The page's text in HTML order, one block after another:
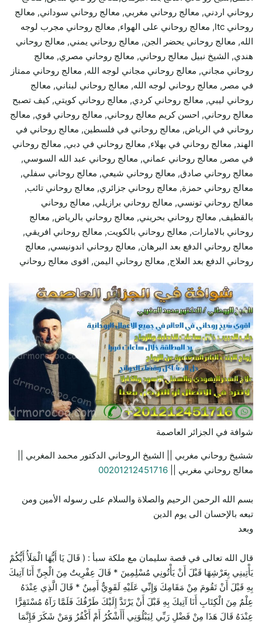
روحاني اردني, معالج روحاني مغربي, معالج روحاني سوداني, معالج
روحاني ltc, معالج روحاني على الهواء, معالج روحاني مجرب لوجه
الله, معالج روحاني يحضر الجن, معالج روحاني يمني, معالج روحاني
هندي, الشيخ نبيل معالج روحاني, معالج روحاني مصري, معالج
روحاني مجاني, معالج روحاني مجاني لوجه الله, معالج روحاني ممتاز
في مصر, معالج روحاني لوجه الله, معالج روحاني لبناني, معالج
روحاني ليبي, معالج روحاني كردي, معالج روحاني كويتي, كيف تصبح
معالج روحاني, احسن كريم معالج روحاني, معالج روحاني قوي, معالج
روحاني في الرياض, معالج روحاني في فلسطين, معالج روحاني في
الهند, معالج روحاني في بهلاء, معالج روحاني في دبي, معالج روحاني
في مصر, معالج روحاني عماني, معالج روحاني عبد الله السوسي,
معالج روحاني صادق, معالج روحاني شيعي, معالج روحاني سفلي,
معالج روحاني حمزة, معالج روحاني جزائري, معالج روحاني تائب,
معالج روحاني تونسي, معالج روحاني برازيلي, معالج روحاني
بالقطيف, معالج روحاني بحريني, معالج روحاني بالرياض, معالج
روحاني بالامارات, معالج روحاني بالكويت, معالج روحاني افريقي,
معالج روحاني الدفع بعد البرهان, معالج روحاني اندونيسي, معالج
روحاني الدفع بعد العلاج, معالج روحاني اليمن, اقوى معالج روحاني
شوافة في الجزائر العاصمة
ششيخ روحاني مغربي || الشيخ الروحاني الدكتور محمد المغربي ||
معالج روحاني مغربي || 00201212451716
بسم الله الرحمن الرحيم والصلاة والسلام على رسوله الأمين ومن
تبعه بالإحسان الى يوم الدين
وبعد
قال الله تعالى في قصة سليمان مع ملكة سبأ : ( قَالَ يَا أَيُّهَا الْمَلَأُ أَيُّكُمْ
يَأْتِينِي بِعَرْشِهَا قَبْلَ أَنْ يَأْتُونِي مُسْلِمِينَ * قَالَ عِفْرِيتٌ مِنَ الْجِنِّ أَنَا آتِيكَ
بِهِ قَبْلَ أَنْ تَقُومَ مِنْ مَقَامِكَ وَإِنِّي عَلَيْهِ لَقَوِيٌّ أَمِينٌ * قَالَ الَّذِي عِنْدَهُ
عِلْمٌ مِنَ الْكِتَابِ أَنَا آتِيكَ بِهِ قَبْلَ أَنْ يَرْتَدَّ إِلَيْكَ طَرْفُكَ فَلَمَّا رَآهُ مُسْتَقِرًّا
عِنْدَهُ قَالَ هَذَا مِنْ فَضْلِ رَبِّي لِيَبْلُوَنِي أَأَشْكُرُ أَمْ أَكْفُرُ وَمَنْ شَكَرَ فَإِنَّمَا